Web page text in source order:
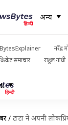
अन्य
नरेंद्र
समाचार राहुल गांधी
/ टाटा ने अपनी लोकप्रिय